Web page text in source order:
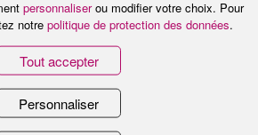
del’assurance santé et de la
près de 80 ans, La Mutuelle
et protège ses adhérents à
les étapes de leur vie.
personnaliserou modifier votre choix. Pour
notre politique de protection des données.
Tout accepter
Personnaliser